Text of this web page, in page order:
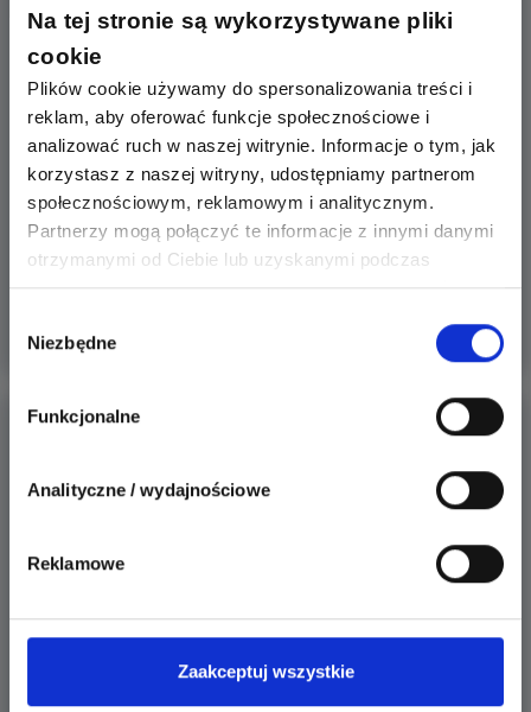
Na tej stronie są wykorzystywane pliki
cookie
Plików cookie używamy do spersonalizowania treści i
reklam, aby oferować funkcje społecznościowe i
analizować ruch w naszej witrynie. Informacje o tym, jak
korzystasz z naszej witryny, udostępniamy partnerom
społecznościowym, reklamowym i analitycznym.
Partnerzy mogą połączyć te informacje z innymi danymi
otrzymanymi od Ciebie lub uzyskanymi podczas
korzystania z ich usług. Dzięki Twojej zgodzie możemy
preferencji.
zgody
Niezbędne
Funkcjonalne
Analityczne / wydajnościowe
Reklamowe
Zaakceptuj wszystkie
Pozostałe Przeczytano3 227razy
Nowa odsłona portalu Łączy nas napięcie już
gotowa!
Przedstawiamy nową wersję serwisu Łączy nas
napięcie. Zobacz co nowego dla Ciebie
przygotowaliśmy.